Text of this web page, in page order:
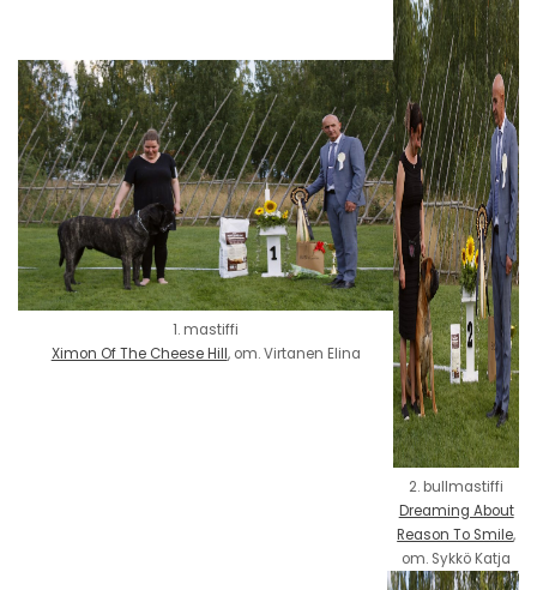
1. mastiffi
Ximon Of The Cheese Hill, om. Virtanen Elina
2. bullmastiffi
Dreaming About
Reason To Smile,
om. Sykkö Katja